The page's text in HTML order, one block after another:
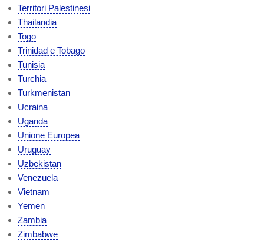
Territori Palestinesi
Thailandia
Togo
Trinidad e Tobago
Tunisia
Turchia
Turkmenistan
Ucraina
Uganda
Unione Europea
Uruguay
Uzbekistan
Venezuela
Vietnam
Yemen
Zambia
Zimbabwe